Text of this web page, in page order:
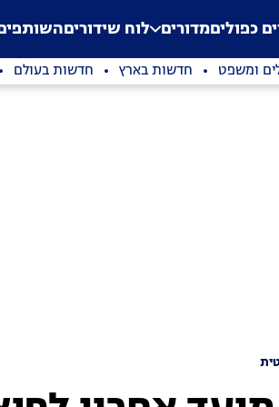
Application error: a
. כפוליםמדורים לוח שידורים
ומשפט חדשות בארץ חדשות בעולם